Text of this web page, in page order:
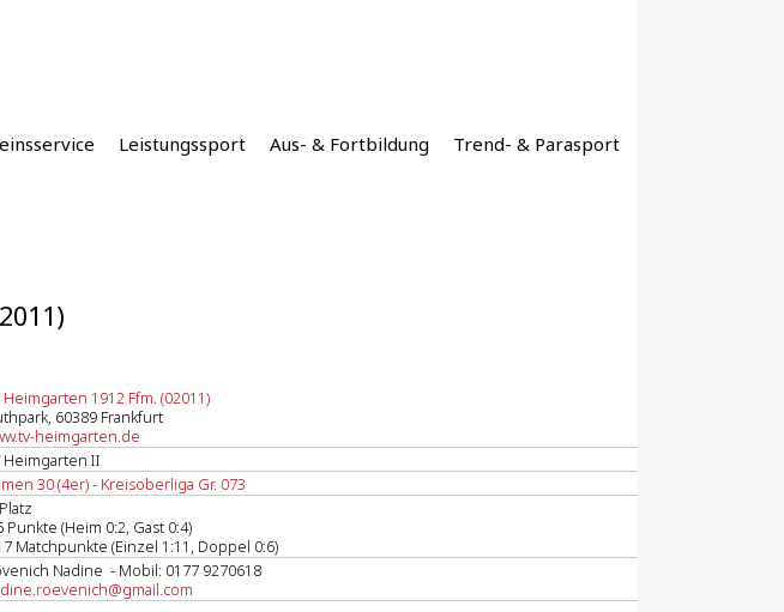
Leistungssport Aus- & Fortbildung Trend- & Parasport
Heimgarten 1912 Ffm. (02011)
60389 Frankfurt
heimgarten.de
Heimgarten II
30 (4er) - Kreisoberliga Gr. 073
Punkte (Heim 0:2, Gast 0:4)
Matchpunkte (Einzel 1:11, Doppel 0:6)
Nadine - Mobil: 0177 9270618